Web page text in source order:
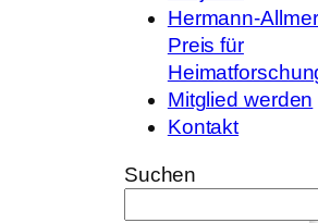
Hermann-
Preis für
Mitglied werden
Kontakt
Suchen